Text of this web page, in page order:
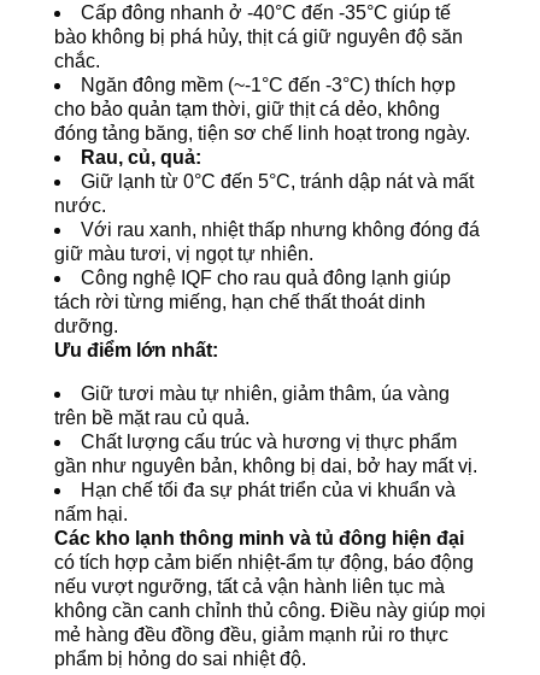
Cấp đông nhanh ở -40°C đến -35°C giúp tế
bào không bị phá hủy, thịt cá giữ nguyên độ săn
chắc.
Ngăn đông mềm (~-1°C đến -3°C) thích hợp
cho bảo quản tạm thời, giữ thịt cá dẻo, không
đóng tảng băng, tiện sơ chế linh hoạt trong ngày.
Rau, củ, quả:
Giữ lạnh từ 0°C đến 5°C, tránh dập nát và mất
nước.
Với rau xanh, nhiệt thấp nhưng không đóng đá
giữ màu tươi, vị ngọt tự nhiên.
Công nghệ IQF cho rau quả đông lạnh giúp
tách rời từng miếng, hạn chế thất thoát dinh
dưỡng.
Ưu điểm lớn nhất:
Giữ tươi màu tự nhiên, giảm thâm, úa vàng
trên bề mặt rau củ quả.
Chất lượng cấu trúc và hương vị thực phẩm
gần như nguyên bản, không bị dai, bở hay mất vị.
Hạn chế tối đa sự phát triển của vi khuẩn và
nấm hại.
Các kho lạnh thông minh và tủ đông hiện đại
có tích hợp cảm biến nhiệt-ẩm tự động, báo động
nếu vượt ngưỡng, tất cả vận hành liên tục mà
không cần canh chỉnh thủ công. Điều này giúp mọi
mẻ hàng đều đồng đều, giảm mạnh rủi ro thực
phẩm bị hỏng do sai nhiệt độ.